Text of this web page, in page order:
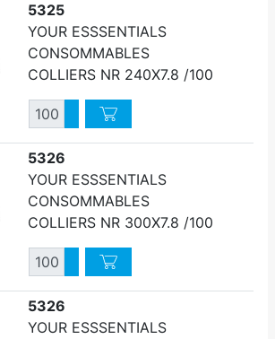
5325
YOUR ESSSENTIALS
CONSOMMABLES
COLLIERS NR 240X7.8 /100
QuantitéAugmenter quantité
Diminuer quantité
5326
YOUR ESSSENTIALS
CONSOMMABLES
COLLIERS NR 300X7.8 /100
QuantitéAugmenter quantité
Diminuer quantité
5326
YOUR ESSSENTIALS